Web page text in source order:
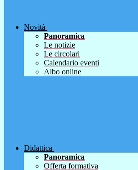
Novità
Panoramica
Le notizie
Le circolari
Calendario eventi
Albo online
Didattica
Panoramica
Offerta formativa